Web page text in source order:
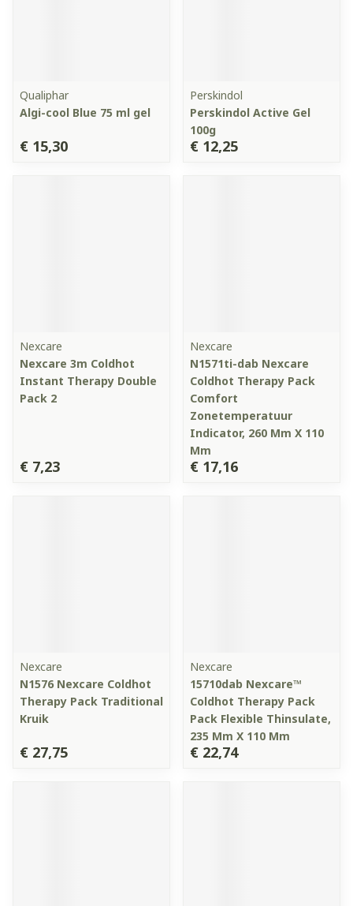
Qualiphar
Algi-cool Blue 75 ml gel
€ 15,30
Perskindol
Perskindol Active Gel
100g
€ 12,25
Nexcare
Nexcare 3m Coldhot
Instant Therapy Double
Pack 2
€ 7,23
Nexcare
N1571ti-dab Nexcare
Coldhot Therapy Pack
Comfort
Zonetemperatuur
Indicator, 260 Mm X 110
Mm
€ 17,16
Nexcare
N1576 Nexcare Coldhot
Therapy Pack Traditional
Kruik
€ 27,75
Nexcare
15710dab Nexcare™
Coldhot Therapy Pack
Pack Flexible Thinsulate,
235 Mm X 110 Mm
€ 22,74